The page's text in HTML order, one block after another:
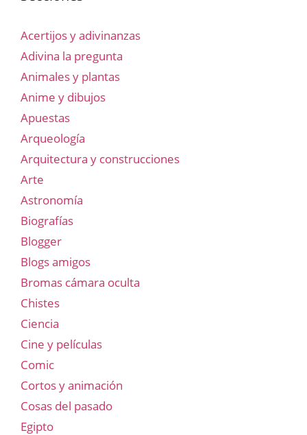
Acertijos y adivinanzas
Adivina la pregunta
Animales y plantas
Anime y dibujos
Apuestas
Arqueología
Arquitectura y construcciones
Arte
Astronomía
Biografías
Blogger
Blogs amigos
Bromas cámara oculta
Chistes
Ciencia
Cine y películas
Comic
Cortos y animación
Cosas del pasado
Egipto